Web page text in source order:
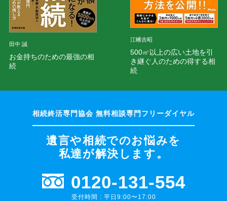
田中 誠
お金持ちのための最強の相
続
江幡吉昭
500㎡以上の広い土地を引
き継ぐ人のための得する相
続
遺言や相続でのお悩みを
私達が解決します。
0120-131-554
受付時間 : 平日9:00〜17:00